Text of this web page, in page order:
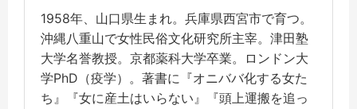
1958年、山口県生まれ。兵庫県西宮市で育つ。
沖縄八重山で女性民俗文化研究所主宰。津田塾
大学名誉教授。京都薬科大学卒業。ロンドン大
学PhD（疫学）。著書に『オニババ化する女た
ち』『女に産土はいらない』『頭上運搬を追っ